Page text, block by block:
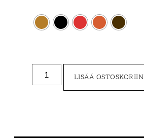
LISÄÄ OSTOSKORIIN